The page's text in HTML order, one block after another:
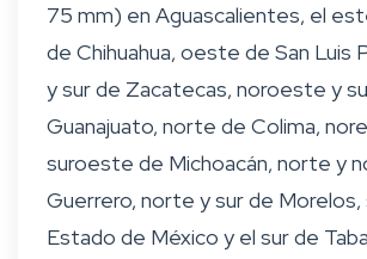
75 mm) en Aguascalientes, el
de Chihuahua, oeste de San Luis
y sur de Zacatecas, noroeste y
Guanajuato, norte de Colima,
suroeste de Michoacán, norte y
Guerrero, norte y sur de
Estado de México y el sur de